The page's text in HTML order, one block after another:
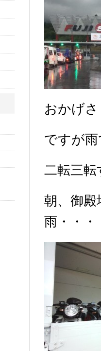
おかげ
ですが
二転三
朝、御
雨・・・